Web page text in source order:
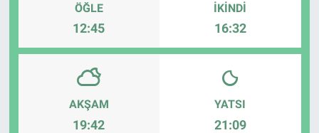
ÖĞLE
12:45
İKINDI
16:32
AKŞAM
19:42
YATSI
21:09